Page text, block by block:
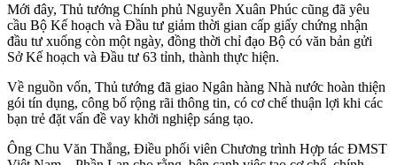
Mới đây, Thủ tướng Chính phủ Nguyễn Xuân Phúc cũng đã yêu
cầu Bộ Kế hoạch và Đầu tư giảm thời gian cấp giấy chứng nhận
đầu tư xuống còn một ngày, đồng thời chỉ đạo Bộ có văn bản gửi
Sở Kế hoạch và Đầu tư 63 tỉnh, thành thực hiện.
Về nguồn vốn, Thủ tướng đã giao Ngân hàng Nhà nước hoàn thiện
gói tín dụng, công bố rộng rãi thông tin, có cơ chế thuận lợi khi các
bạn trẻ đặt vấn đề vay khởi nghiệp sáng tạo.
Ông Chu Văn Thắng, Điều phối viên Chương trình Hợp tác ĐMST